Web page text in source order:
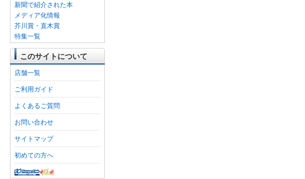
新聞で紹介された本
メディア化情報
芥川賞・直木賞
特集一覧
このサイトについて
店舗一覧
ご利用ガイド
よくあるご質問
お問い合わせ
サイトマップ
初めての方へ